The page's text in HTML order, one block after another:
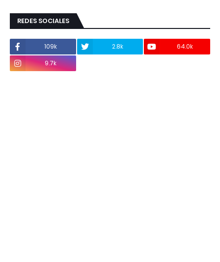
REDES SOCIALES
109k 2.8k
64.0k
9.7k